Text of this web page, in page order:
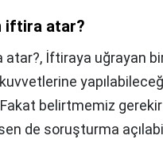
iftira atar?
atar?, İftiraya uğrayan
Fakat belirtmemiz
de soruşturma